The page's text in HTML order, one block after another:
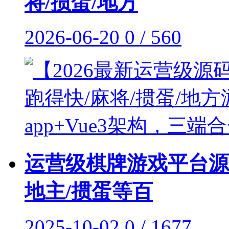
2026-06-20 0 / 560
运营级棋牌游戏平台
地主/掼蛋等百